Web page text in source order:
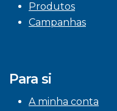
Produtos
Campanhas
Para si
A minha conta